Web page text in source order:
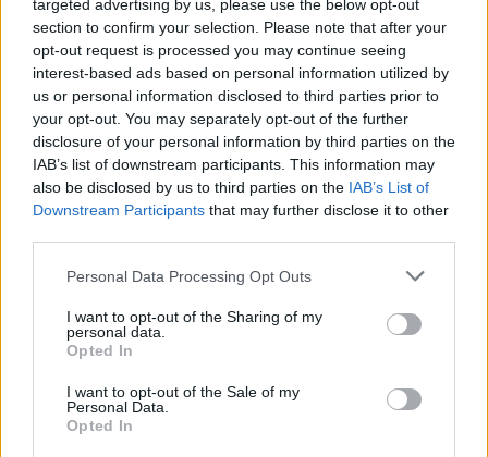
targeted advertising by us, please use the below opt-out
section to confirm your selection. Please note that after your
opt-out request is processed you may continue seeing
interest-based ads based on personal information utilized by
us or personal information disclosed to third parties prior to
your opt-out. You may separately opt-out of the further
disclosure of your personal information by third parties on the
IAB’s list of downstream participants. This information may
also be disclosed by us to third parties on the IAB’s List of
Downstream Participants that may further disclose it to other
Personal Data Processing Opt Outs
I want to opt-out of the Sharing of my
personal data.
Opted In
I want to opt-out of the Sale of my
Personal Data.
Opted In
grand bonheur des petits.
Lesenfantsseront évidemment émerveillés et ravis
de toutes ces surprises, mais les parentsne seront
pas en reste, puisque que de nombreuxexposants
vous proposeront des produits de qualité et de
bonnes idées pour voscadeaux de fin d'année:
bijoux, accessoires, artisanat local, textiles, santons,
bougies... Des stands de marrons glacés, gâteaux,
miels et autres produits délicieux combleront les plus
INFORMATIONS PRATIQUES
DATES ET HORAIRES
Le 16 décembre 2023